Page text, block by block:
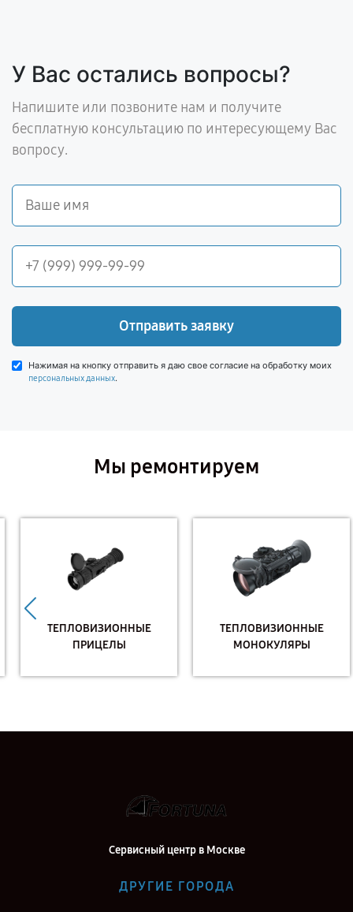
У Вас остались вопросы?
Напишите или позвоните нам и получите
бесплатную консультацию по интересующему Вас
вопросу.
Отправить заявку
Нажимая на кнопку отправить я даю свое согласие на обработку моих
персональных данных.
Мы ремонтируем
ТЕПЛОВИЗИОННЫЕ
ПРИЦЕЛЫ
ТЕПЛОВИЗИОННЫЕ
МОНОКУЛЯРЫ
Сервисный центр в Москве
ДРУГИЕ ГОРОДА